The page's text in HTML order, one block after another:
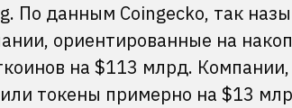
По данным Coingecko, так
ориентированные на
на $113 млрд.
токены примерно на $13